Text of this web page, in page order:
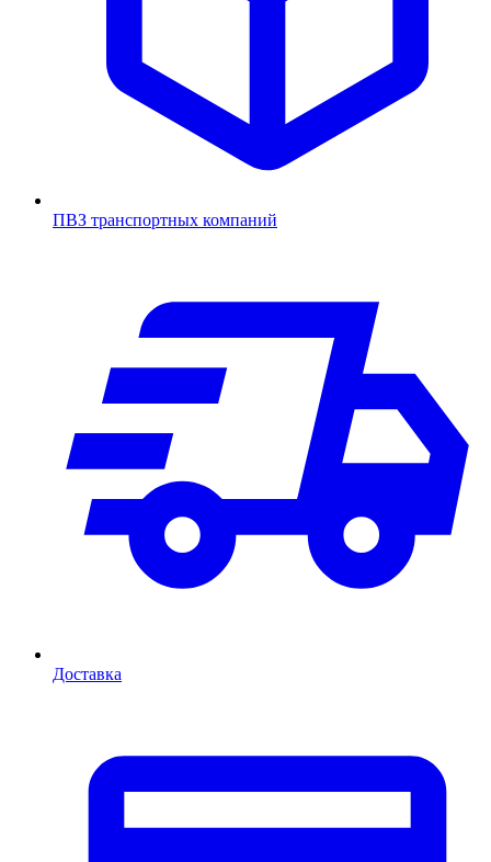
ПВЗ транспортных компаний
Доставка